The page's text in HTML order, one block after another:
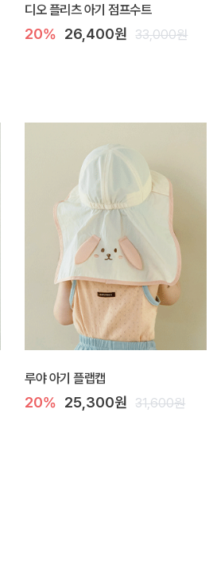
디오 플리츠 아기 점프수트
20% 26,400원 33,000원
루야 아기 플랩캡
20% 25,300원 31,600원